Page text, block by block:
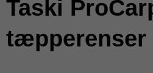
Taski
tæpperenser